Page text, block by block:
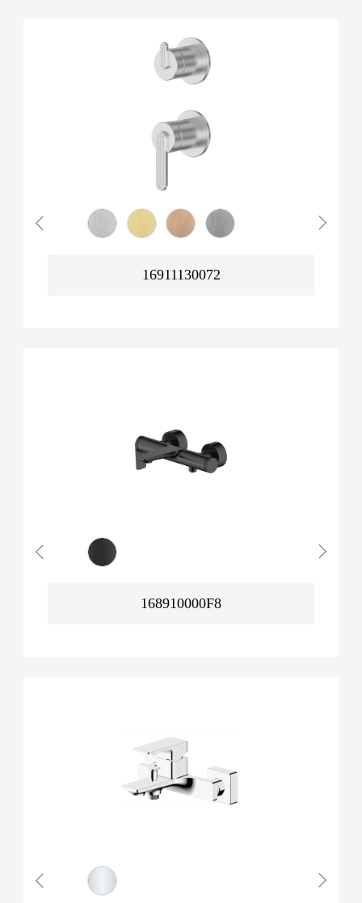
16911130072
168910000F8